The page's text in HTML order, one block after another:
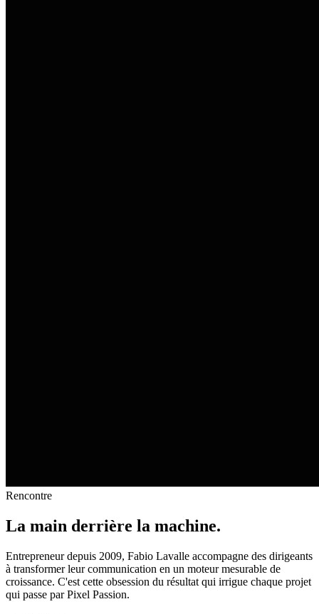
Rencontre
La main derrière la machine.
Entrepreneurdepuis 2009, Fabio Lavalle accompagne des dirigeants
à transformer leur communication en un moteur mesurable de
croissance. C'est cette obsession du résultat qui irrigue chaque projet
qui passe par Pixel Passion.